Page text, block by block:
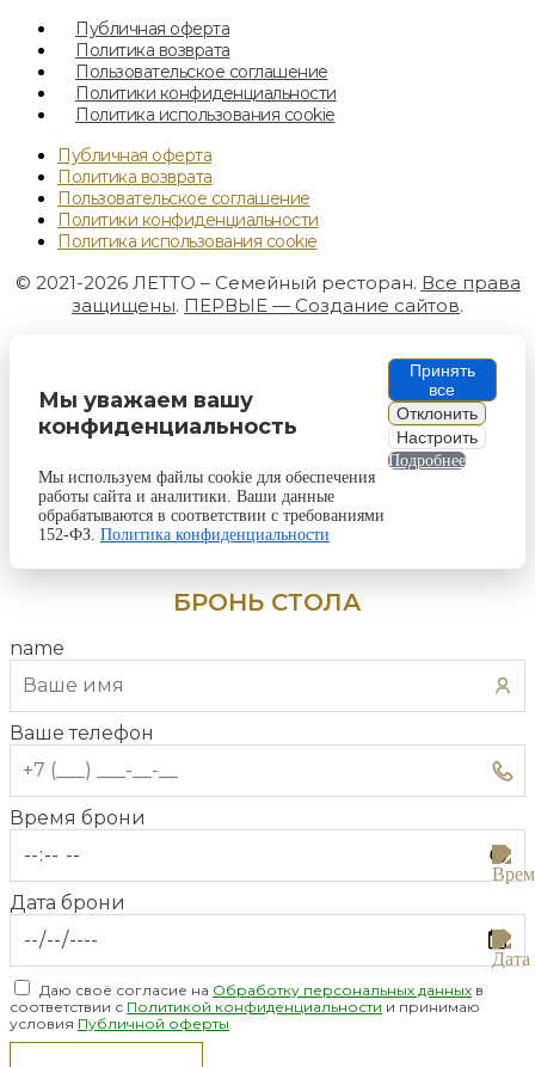
Публичная оферта
Политика возврата
Пользовательское соглашение
Политики конфиденциальности
Политика использования cookie
Публичная оферта
Политика возврата
Пользовательское соглашение
Политики конфиденциальности
Политика использования cookie
© 2021-2026 ЛЕТТО – Семейный ресторан. Все права
защищены. ПЕРВЫЕ — Создание сайтов.
Мы уважаем вашу
конфиденциальность
Мы используем файлы cookie для обеспечения
работы сайта и аналитики. Ваши данные
обрабатываются в соответствии с требованиями
152-ФЗ. Политика конфиденциальности
Принять
все
Отклонить
Настроить
Подробнее
БРОНЬ СТОЛА
name
Ваше телефон
Время брони
Дата брони
Даю своё согласие на Обработку персональных данных в
соответствии с Политикой конфиденциальности и принимаю
условия Публичной оферты